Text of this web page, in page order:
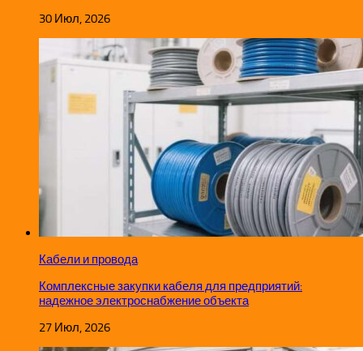
30 Июл, 2026
Кабели и провода
Комплексные закупки кабеля для предприятий:
надежное электроснабжение объекта
27 Июл, 2026